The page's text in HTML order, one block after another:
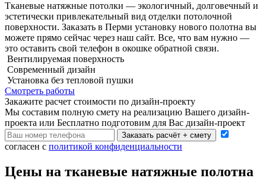
Тканевые натяжные потолки — экологичный, долговечный и
эстетически привлекательный вид отделки потолочной
поверхности. Заказать в Перми установку нового полотна вы
можете прямо сейчас через наш сайт. Все, что вам нужно —
это оставить свой телефон в окошке обратной связи.
Вентилируемая поверхность
Современный дизайн
Установка без тепловой пушки
Смотреть работы
Закажите расчет cтоимости по дизайн-проекту
Мы составим полную смету на реализацию Вашего дизайн-
проекта или Бесплатно подготовим для Вас дизайн-проект
Заказать расчёт + смету
согласен с политикой конфиденциальности
Цены на тканевые натяжные полотна